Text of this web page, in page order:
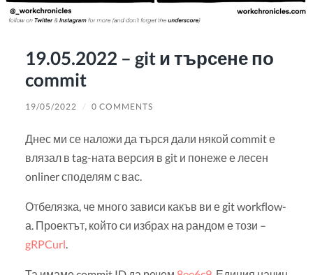
19.05.2022 – git и търсене по
commit
19/05/2022 / 0 COMMENTS
Днес ми се наложи да търся дали някой commit е
влязал в tag-ната версия в git и понеже е лесен
onliner споделям с вас.
Отбелязка, че много зависи какъв ви е git workflow-
а. Проектът, който си избрах на рандом е този –
gRPCurl.